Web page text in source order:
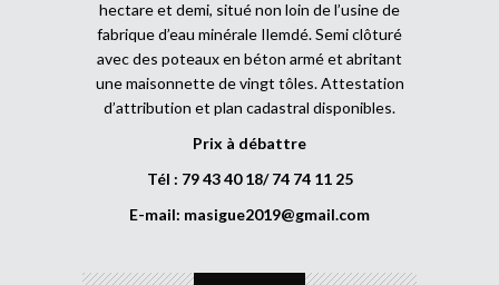
hectare et demi, situé non loin de l’usine de
fabrique d’eau minérale Ilemdé. Semi clôturé
avec des poteaux en béton armé et abritant
une maisonnette de vingt tôles. Attestation
d’attribution et plan cadastral disponibles.
Prix à débattre
Tél : 79 43 40 18/ 74 74 11 25
E-mail: masigue2019@gmail.com